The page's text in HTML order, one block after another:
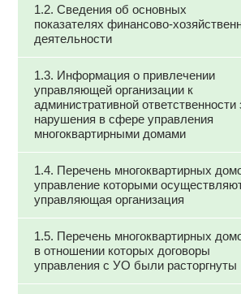
1.2. Сведения об основных
показателях финансово-
деятельности
1.3. Информация о привлечении
управляющей организации к
административной ответственности
нарушения в сфере управления
многоквартирными домами
1.4. Перечень многоквартирных
управление которыми
управляющая организация
1.5. Перечень многоквартирных
в отношении которых договоры
управления с УО были расторгнуты